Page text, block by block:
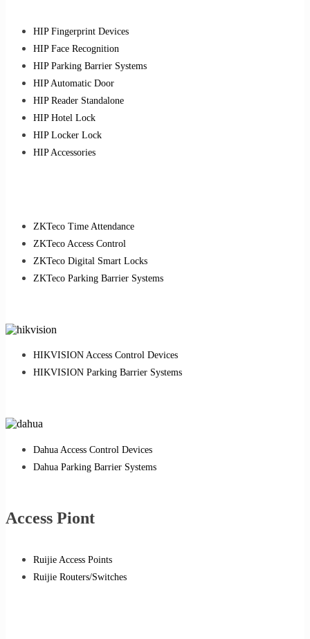
HIP Fingerprint Devices
HIP Face Recognition
HIP Parking Barrier Systems
HIP Automatic Door
HIP Reader Standalone
HIP Hotel Lock
HIP Locker Lock
HIP Accessories
ZKTeco Time Attendance
ZKTeco Access Control
ZKTeco Digital Smart Locks
ZKTeco Parking Barrier Systems
HIKVISION Access Control Devices
HIKVISION Parking Barrier Systems
Dahua Access Control Devices
Dahua Parking Barrier Systems
Access Piont
Ruijie Access Points
Ruijie Routers/Switches